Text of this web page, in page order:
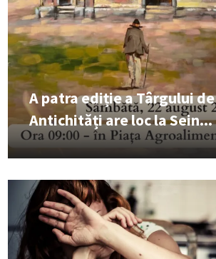
A patra ediție a Târgului de
Antichități are loc la Sein...